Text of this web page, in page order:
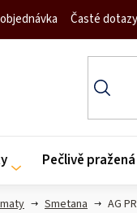
Časté
Pečlivě
Smetana AG